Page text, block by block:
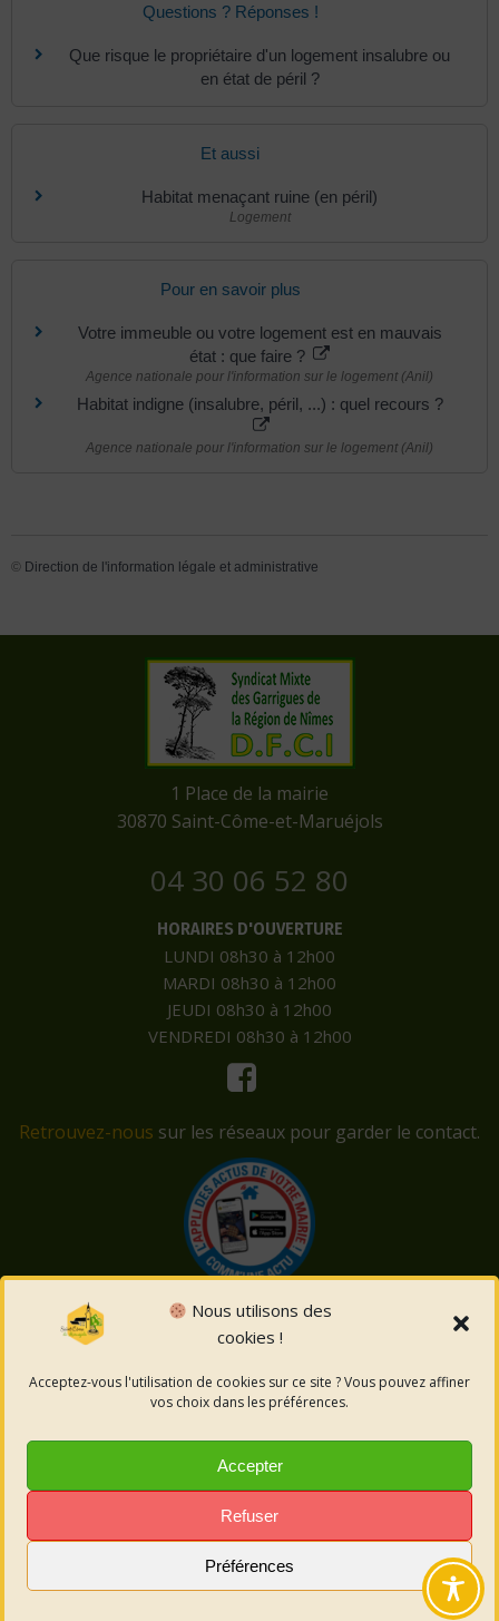
Nous utilisons des
cookies !
Acceptez-vous l'utilisation de cookies sur ce site ? Vous pouvez affiner
vos choix dans les préférences.
Accepter
Refuser
Préférences
Questions ? Réponses !
Que risque le propriétaire d'un logement insalubre ou
en état de péril ?
Et aussi
Habitat menaçant ruine (en péril)
Logement
Pour en savoir plus
Votre immeuble ou votre logement est en mauvais
état : que faire ?
Agence nationale pour l'information sur le logement (Anil)
Habitat indigne (insalubre, péril, ...) : quel recours ?
Agence nationale pour l'information sur le logement (Anil)
© Direction de l'information légale et administrative
​1 Place de la mairie
​30870 Saint-Côme-et-Maruéjols
04 30 06 52 80
HORAIRES D'OUVERTURE
LUNDI 08h30 à 12h00
MARDI 08h30 à 12h00
JEUDI 08h30 à 12h00
VENDREDI 08h30 à 12h00
Retrouvez-nous sur les réseaux pour garder le contact.
© 2026 Saint-Côme-et-Maruéjols. Un service proposé
Mentions légales
Politique des cookies